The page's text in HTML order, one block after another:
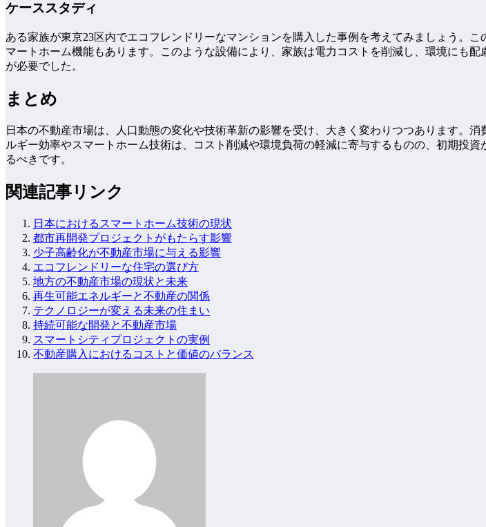
ケーススタディ
ある家族が東京23区内でエコフレンドリーなマンションを購入した事例を考えてみましょう。
マートホーム機能もあります。このような設備により、家族は電力コストを削減し、環境にも
が必要でした。
まとめ
日本の不動産市場は、人口動態の変化や技術革新の影響を受け、大きく変わりつつあります。
ルギー効率やスマートホーム技術は、コスト削減や環境負荷の軽減に寄与するものの、初期投
るべきです。
関連記事リンク
日本におけるスマートホーム技術の現状
都市再開発プロジェクトがもたらす影響
少子高齢化が不動産市場に与える影響
エコフレンドリーな住宅の選び方
地方の不動産市場の現状と未来
再生可能エネルギーと不動産の関係
テクノロジーが変える未来の住まい
持続可能な開発と不動産市場
スマートシティプロジェクトの実例
不動産購入におけるコストと価値のバランス